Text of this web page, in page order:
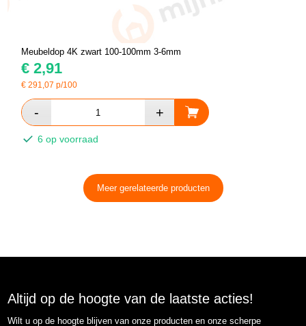
Meubeldop 4K zwart 100-100mm 3-6mm
€ 2,91
€291,07 p/100
6 op voorraad
Meer gerelateerde producten
Altijd op de hoogte van de laatste acties!
Wilt u op de hoogte blijven van onze producten en onze scherpe